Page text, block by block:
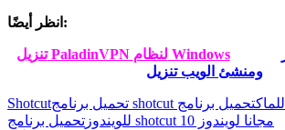
انظر أيضًا:
تنزيل PaladinVPN لنظام Windows
ومنشئ الويب تنزيل
Tags:
Shotcut تحميل برنامج shotcut للماكتحميل برنامج shotcut
للويندوز
تحميل برنامج shotcut مجانا لويندوز 10